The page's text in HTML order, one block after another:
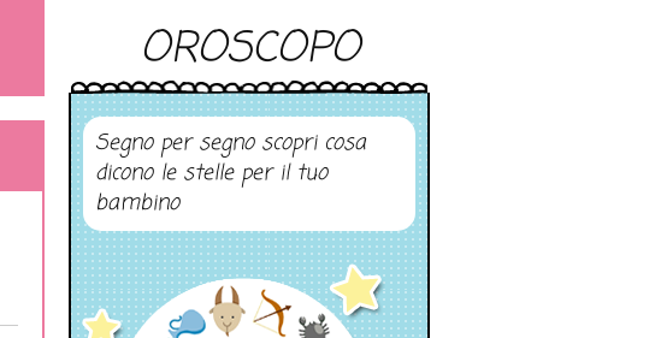
OROSCOPO
Segno per segno scopri cosa
dicono le stelle per il tuo
bambino